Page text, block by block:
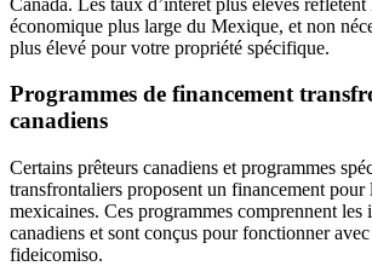
économique plus large du Mexique, et non
plus élevé pour votre propriété spécifique.
Programmes de financement
canadiens
Certains prêteurs canadiens et programmes
transfrontaliers proposent un financement pour
mexicaines. Ces programmes comprennent les
canadiens et sont conçus pour fonctionner
fideicomiso.